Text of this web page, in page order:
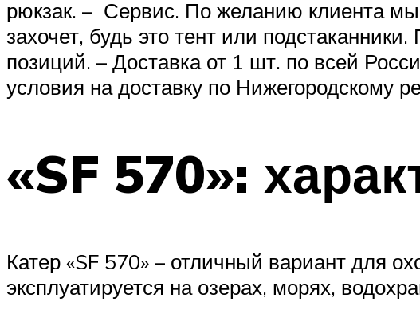
рюкзак. – Сервис. По желанию клиента
захочет, будь это тент или
позиций. – Доставка от 1 шт. по всей
условия на доставку по Нижегородскому
«SF 570»:
Катер «SF 570» – отличный вариант для
эксплуатируется на озерах, морях,